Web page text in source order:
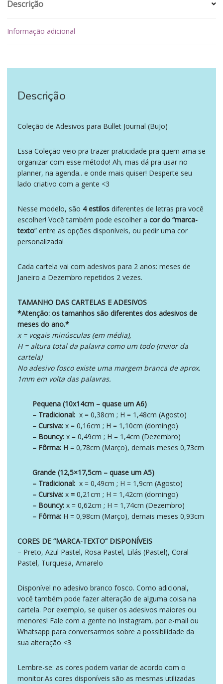
Descrição
Informação adicional
Descrição
Coleção de Adesivos para Bullet Journal (BuJo)
Essa Coleção veio pra trazer praticidade pra quem ama se
organizar com esse método! Ah, mas dá pra usar no
planner, na agenda.. e onde mais quiser! Desperte seu
lado criativo com a gente <3
Nesse modelo, são 4 estilos diferentes de letras pra você
escolher! Você também pode escolher a cor do “marca-
texto” entre as opções disponíveis, ou pedir uma cor
personalizada!
Cada cartela vai com adesivos para 2 anos: meses de
Janeiro a Dezembro repetidos 2 vezes.
TAMANHO DAS CARTELAS E ADESIVOS
*Atenção: os tamanhos são diferentes dos adesivos de
meses do ano.*
x = vogais minúsculas (em média),
H = altura total da palavra como um todo (maior da
cartela)
No adesivo fosco existe uma margem branca de aprox.
1mm em volta das palavras.
Pequena (10x14cm – quase um A6)
– Tradicional: x = 0,38cm ; H = 1,48cm (Agosto)
– Cursiva: x = 0,16cm ; H = 1,10cm (domingo)
– Bouncy: x = 0,49cm ; H = 1,4cm (Dezembro)
– Fôrma: H = 0,78cm (Março), demais meses 0,73cm
Grande (12,5×17,5cm – quase um A5)
– Tradicional: x = 0,49cm ; H = 1,9cm (Agosto)
– Cursiva: x = 0,21cm ; H = 1,42cm (domingo)
– Bouncy: x = 0,62cm ; H = 1,74cm (Dezembro)
– Fôrma: H = 0,98cm (Março), demais meses 0,93cm
CORES DE “MARCA-TEXTO” DISPONÍVEIS
– Preto, Azul Pastel, Rosa Pastel, Lilás (Pastel), Coral
Pastel, Turquesa, Amarelo
Disponível no adesivo branco fosco. Como adicional,
você também pode fazer alteração de alguma coisa na
cartela. Por exemplo, se quiser os adesivos maiores ou
menores! Fale com a gente no Instagram, por e-mail ou
Whatsapp para conversarmos sobre a possibilidade da
sua alteração <3
Lembre-se: as cores podem variar de acordo com o
monitor.As cores disponíveis são as mesmas utilizadas